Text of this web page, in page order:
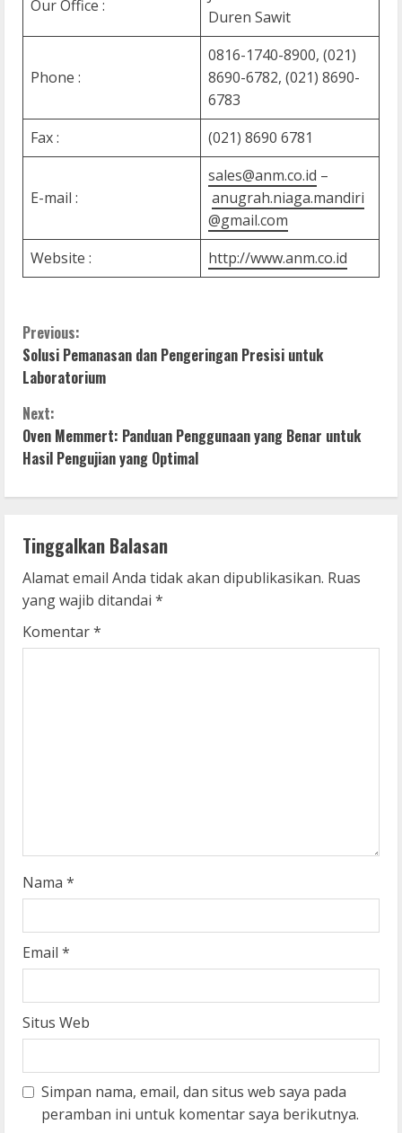
Our Office :
Duren Sawit
Phone :
0816-1740-8900, (021)
8690-6782, (021) 8690-
6783
Fax :
(021) 8690 6781
E-mail :
sales@anm.co.id –
anugrah.niaga.mandiri
@gmail.com
Website :
http://www.anm.co.id
C
o
n
t
i
n
u
e
R
g
Previous:
Solusi Pemanasan dan Pengeringan Presisi untuk
Laboratorium
Next:
Oven Memmert: Panduan Penggunaan yang Benar untuk
Hasil Pengujian yang Optimal
Tinggalkan Balasan
Alamat email Anda tidak akan dipublikasikan. Ruas
yang wajib ditandai *
Komentar*
Nama *
Email *
Situs Web
Simpan nama, email, dan situs web saya pada
peramban ini untuk komentar saya berikutnya.